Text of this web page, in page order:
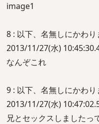
image1
8 : 以下、名無しにかわ
2013/11/27(水)
なんぞこれ
9 : 以下、名無しにかわ
2013/11/27(水)
兄とセックスしましたっ